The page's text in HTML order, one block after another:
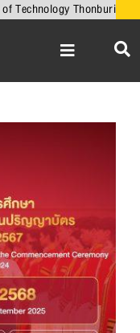
Technology Thonburi
Toggle
Navigation